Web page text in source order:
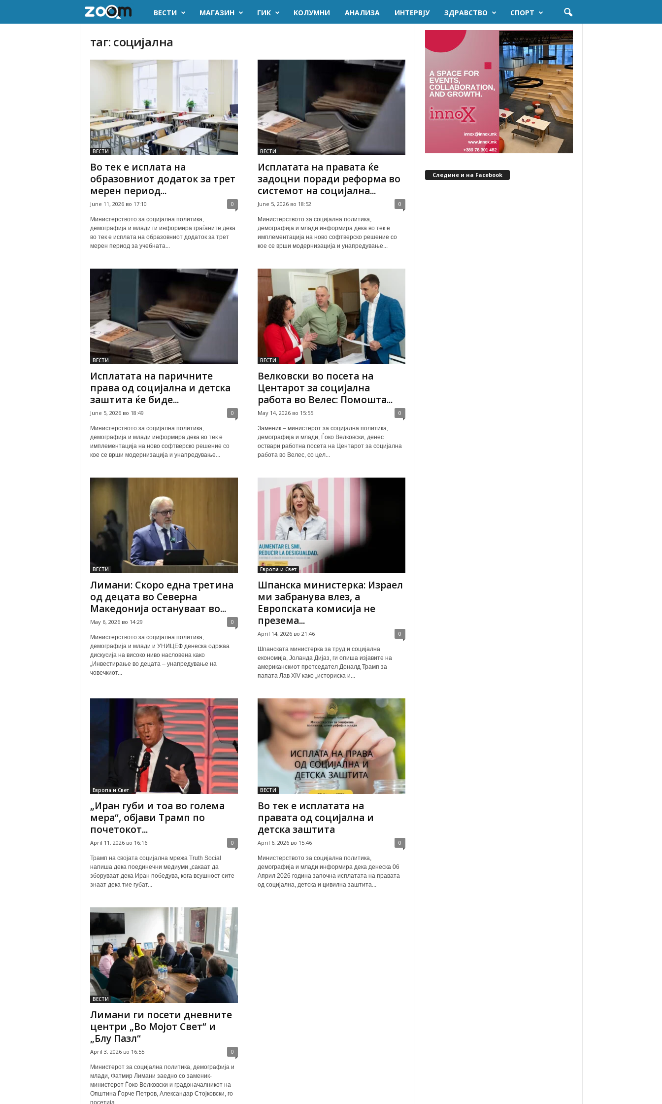
m
.
m
k
ВЕСТИ МАГАЗИН ГИК KОЛУМНИ AНАЛИЗА ИНТЕРВЈУ ЗДРАВСТВО СПОРТ
таг: социјална
ВЕСТИ
Во тек е исплата на
образовниот додаток за трет
мерен период...
June 11, 2026 во 17:10 0
Министерството за социјална политика,
демографија и млади ги информира граѓаните дека
во тек е исплата на образовниот додаток за трет
мерен период за учебната...
ВЕСТИ
Исплатата на правата ќе
задоцни поради реформа во
системот на социјална...
June 5, 2026 во 18:52 0
Министерството за социјална политика,
демографија и млади информира дека во тек е
имплементација на ново софтверско решение со
кое се врши модернизација и унапредување...
ВЕСТИ
Исплатата на паричните
права од социјална и детска
заштита ќе биде...
June 5, 2026 во 18:49 0
Министерството за социјална политика,
демографија и млади информира дека во тек е
имплементација на ново софтверско решение со
кое се врши модернизација и унапредување...
ВЕСТИ
Велковски во посета на
Центарот за социјална
работа во Велес: Помошта...
May 14, 2026 во 15:55 0
Заменик – министерот за социјална политика,
демографија и млади, Ѓоко Велковски, денес
оствари работна посета на Центарот за социјална
работа во Велес, со цел...
ВЕСТИ
Лимани: Скоро една третина
од децата во Северна
Македонија остануваат во...
May 6, 2026 во 14:29 0
Министерството за социјална политика,
демографија и млади и УНИЦЕФ денеска одржаа
дискусија на високо ниво насловена како
„Инвестирање во децата – унапредување на
човечкиот...
Европа и Свет
Шпанска министерка: Израел
ми забранува влез, а
Европската комисија не
презема...
April 14, 2026 во 21:46 0
Шпанската министерка за труд и социјална
економија, Јоланда Дијаз, ги опиша изјавите на
американскиот претседател Доналд Трамп за
папата Лав XIV како „историска и...
Европа и Свет
„Иран губи и тоа во голема
мера“, објави Трамп по
почетокот...
April 11, 2026 во 16:16 0
Трамп на својата социјална мрежа Truth Social
напиша дека поединечни медиуми „сакаат да
зборуваат дека Иран победува, кога всушност сите
знаат дека тие губат...
ВЕСТИ
Во тек е исплатата на
правата од социјална и
детска заштита
April 6, 2026 во 15:46 0
Министерството за социјална политика,
демографија и млади информира дека денеска 06
Април 2026 година започна исплатата на правата
од социјална, детска и цивилна заштита...
ВЕСТИ
Лимани ги посети дневните
центри „Во Мојот Свет“ и
„Блу Пазл“
April 3, 2026 во 16:55 0
Министерот за социјална политика, демографија и
млади, Фатмир Лимани заедно со заменик-
министерот Ѓоко Велковски и градоначалникот на
Општина Ѓорче Петров, Александар Стојковски, го
посетија...
Следине и на Facebook